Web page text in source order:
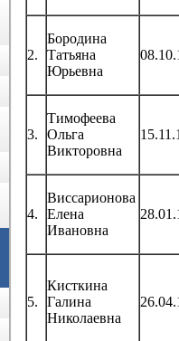
2.
Бородина
Татьяна
Юрьевна
3.
Тимофеева
Ольга
Викторовна
4.
Виссарионова
Елена
Ивановна
5.
Кисткина
Галина
Николаевна